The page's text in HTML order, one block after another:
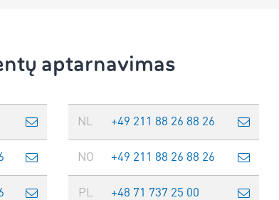
aptarnavimas
NL +49 211 88 26 88 26
NO +49 211 88 26 88 26
PL +48 71 737 25 00